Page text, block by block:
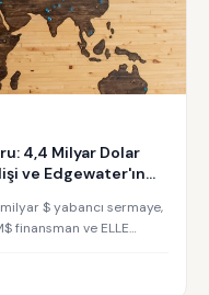
4,4 Milyar Dolar
ve Edgewater'ın
$ yabancı sermaye,
finansman ve ELLE